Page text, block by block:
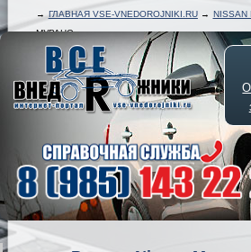
→ ГЛАВНАЯ VSE-VNEDOROJNIKI.RU→ NISSAN
МУРАНО